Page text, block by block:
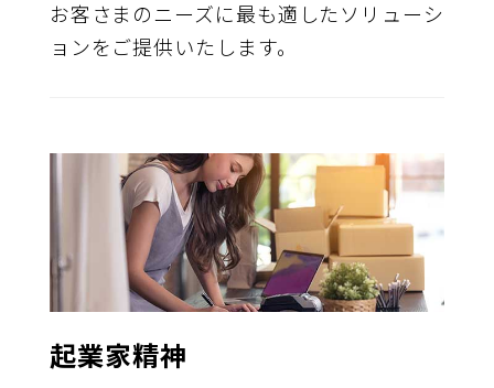
お客さまのニーズに最も適したソリューシ
ョンをご提供いたします。
起業家精神